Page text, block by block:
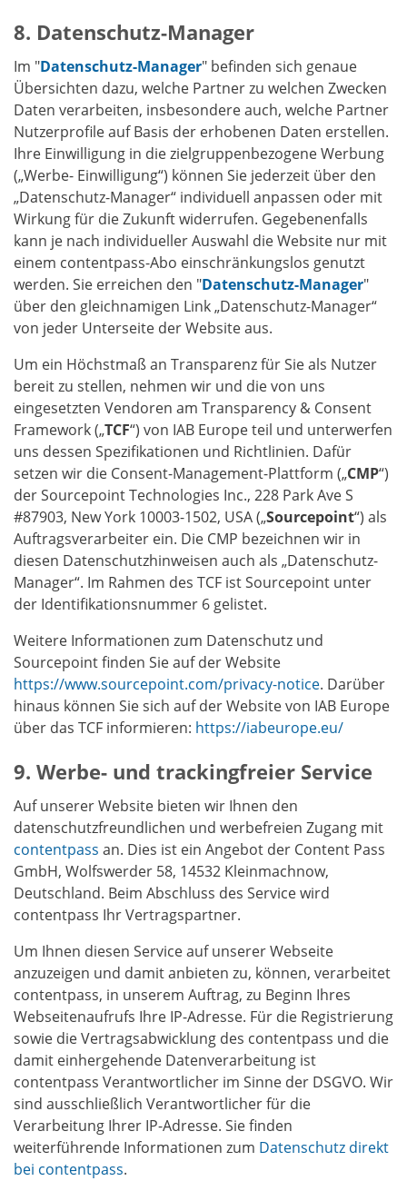
Datenschutz-Manager
Im "Datenschutz-Manager" befinden sich genaue
Übersichten dazu, welche Partner zu welchen Zwecken
Daten verarbeiten, insbesondere auch, welche Partner
Nutzerprofile auf Basis der erhobenen Daten erstellen.
Ihre Einwilligung in die zielgruppenbezogene Werbung
(„Werbe- Einwilligung“) können Sie jederzeit über den
„Datenschutz-Manager“ individuell anpassen oder mit
Wirkung für die Zukunft widerrufen. Gegebenenfalls
kann je nach individueller Auswahl die Website nur mit
einem contentpass-Abo einschränkungslos genutzt
werden. Sie erreichen den "Datenschutz-Manager"
über den gleichnamigen Link „Datenschutz-Manager“
von jeder Unterseite der Website aus.
Um ein Höchstmaß an Transparenz für Sie als Nutzer
bereit zu stellen, nehmen wir und die von uns
eingesetzten Vendoren am Transparency & Consent
Framework („TCF“) von IAB Europe teil und unterwerfen
uns dessen Spezifikationen und Richtlinien. Dafür
setzen wir die Consent-Management-Plattform („CMP“)
der Sourcepoint Technologies Inc., 228 Park Ave S
#87903, New York 10003-1502, USA („Sourcepoint“) als
Auftragsverarbeiter ein. Die CMP bezeichnen wir in
diesen Datenschutzhinweisen auch als „Datenschutz-
Manager“. Im Rahmen des TCF ist Sourcepoint unter
der Identifikationsnummer 6 gelistet.
Weitere Informationen zum Datenschutz und
Sourcepoint finden Sie auf der Website
https://www.sourcepoint.com/privacy-notice. Darüber
hinaus können Sie sich auf der Website von IAB Europe
über das TCF informieren: https://iabeurope.eu/
Werbe- und trackingfreier Service
Auf unserer Website bieten wir Ihnen den
datenschutzfreundlichen und werbefreien Zugang mit
contentpass an. Dies ist ein Angebot der Content Pass
GmbH, Wolfswerder 58, 14532 Kleinmachnow,
Deutschland. Beim Abschluss des Service wird
contentpass Ihr Vertragspartner.
Um Ihnen diesen Service auf unserer Webseite
anzuzeigen und damit anbieten zu, können, verarbeitet
contentpass, in unserem Auftrag, zu Beginn Ihres
Webseitenaufrufs Ihre IP-Adresse. Für die Registrierung
sowie die Vertragsabwicklung des contentpass und die
damit einhergehende Datenverarbeitung ist
contentpass Verantwortlicher im Sinne der DSGVO. Wir
sind ausschließlich Verantwortlicher für die
Verarbeitung Ihrer IP-Adresse. Sie finden
weiterführende Informationen zum Datenschutz direkt
bei contentpass.